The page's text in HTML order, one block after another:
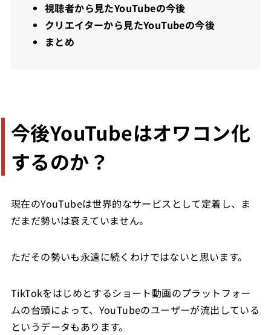
視聴者から見たYouTubeの今後
クリエイターから見たYouTubeの今後
まとめ
今後YouTubeはオワコン化
するのか？
現在のYouTubeは世界的なサービスとして定着し、ま
だまだ勢いは衰えていません。
ただその勢いも永遠に続くわけではないと思います。
TikTokをはじめとするショート動画のプラットフォー
ムの台頭によって、YouTubeのユーザーが流出している
というデータもあります。